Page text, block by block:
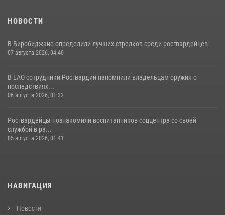
НОВОСТИ
В Биробиджане определили лучших стрелков среди росгвардейцев
07 августа 2026, 04:40
В ЕАО сотрудники Росгвардии напомнили владельцам оружия о
последствиях...
06 августа 2026, 01:32
Росгвардейцы познакомили воспитанников соццентра со своей
службой в ра...
05 августа 2026, 01:41
НАВИГАЦИЯ
Новости